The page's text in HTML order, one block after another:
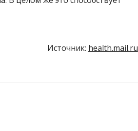
Источник: health.mail.ru